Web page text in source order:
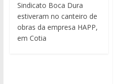
Sindicato Boca Dura
estiveram no canteiro de
obras da empresa HAPP,
em Cotia